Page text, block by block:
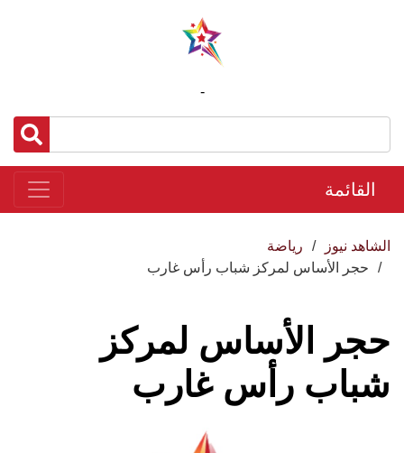
-
القائمة
الشاهد نيوز
رياضة
حجر الأساس لمركز شباب رأس غارب
حجر الأساس لمركز
شباب رأس غارب